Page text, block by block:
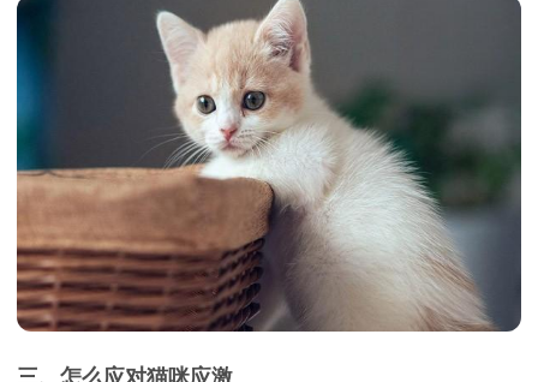
三、怎么应对猫咪应激